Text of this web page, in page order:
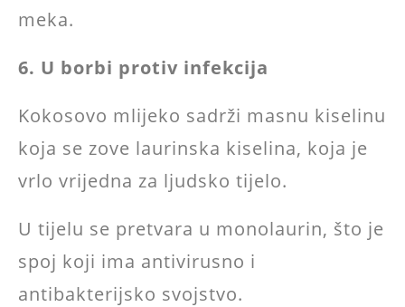
meka.
6. U borbi protiv infekcija
Kokosovo mlijeko sadrži masnu kiselinu
koja se zove laurinska kiselina, koja je
vrlo vrijedna za ljudsko tijelo.
U tijelu se pretvara u monolaurin, što je
spoj koji ima antivirusno i
antibakterijsko svojstvo.